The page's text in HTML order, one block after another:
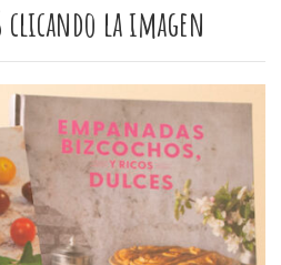
clicando la imagen